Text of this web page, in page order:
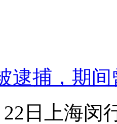
逮捕，期
22日上海